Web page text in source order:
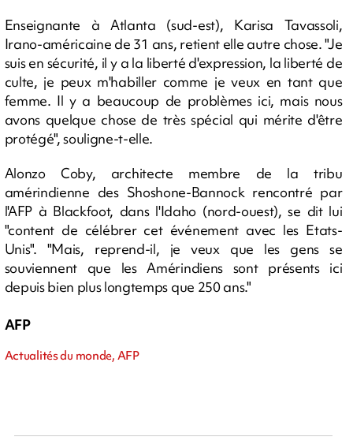
Enseignante à Atlanta (sud-est), Karisa Tavassoli,
Irano-américaine de 31 ans, retient elle autre chose. "Je
suis en sécurité, il y a la liberté d'expression, la liberté de
culte, je peux m'habiller comme je veux en tant que
femme. Il y a beaucoup de problèmes ici, mais nous
avons quelque chose de très spécial qui mérite d'être
protégé", souligne-t-elle.
Alonzo Coby, architecte membre de la tribu
amérindienne des Shoshone-Bannock rencontré par
l'AFP à Blackfoot, dans l'Idaho (nord-ouest), se dit lui
"content de célébrer cet événement avec les Etats-
Unis". "Mais, reprend-il, je veux que les gens se
souviennent que les Amérindiens sont présents ici
depuis bien plus longtemps que 250 ans."
AFP
Actualités du monde, AFP